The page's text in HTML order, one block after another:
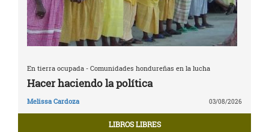
En tierra ocupada - Comunidades hondureñas en la lucha
Hacer haciendo la política
Melissa Cardoza 03/08/2026
LIBROS LIBRES